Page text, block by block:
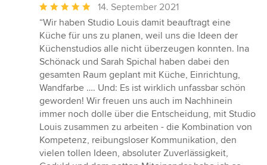
Durchschnittliche
Bewertung:
5
von
5
Sternen
14. September 2021
“Wir haben Studio Louis damit beauftragt eine
Küche für uns zu planen, weil uns die Ideen der
Küchenstudios alle nicht überzeugen konnten. Ina
Schönack und Sarah Spichal haben dabei den
gesamten Raum geplant mit Küche, Einrichtung,
Wandfarbe …. Und: Es ist wirklich unfassbar schön
geworden! Wir freuen uns auch im Nachhinein
immer noch dolle über die Entscheidung, mit Studio
Louis zusammen zu arbeiten - die Kombination von
Kompetenz, reibungsloser Kommunikation, den
vielen tollen Ideen, absoluter Zuverlässigkeit,